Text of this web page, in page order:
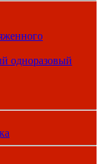
одноразовый